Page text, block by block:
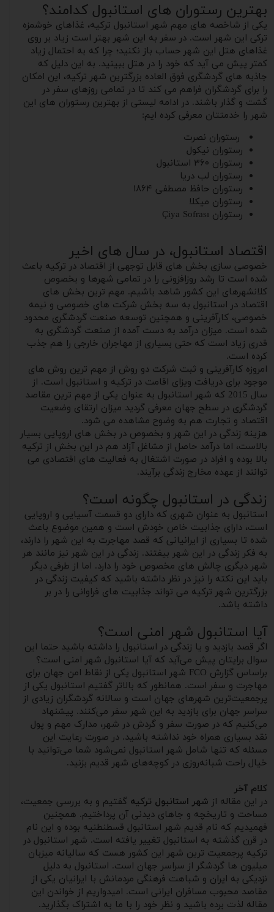
بهترین رستوران های استانبول کدامند؟
یکی از شاخصه های مهم شهر استانبول ترکیه، غذاهای خوشمزه
ترکی این شهر است. در سفر به این شهر بهتر است زیاد بر روی
غذاهای هتل این شهر حساب باز نکنید؛ چرا که به احتمال زیاد
کمتر پیش می آید که خود را در هتل ببینید. به این دلیل که
جاذبه های گردشگری فوق العاده بزرگترین شهر ترکیه، این امکان
را برای گردشگران فراهم می کند تا در تمامی روزهای سفر در
گشت و گذار باشند. در ادامه لیستی از بهترین رستوران های این
شهر را خدمتتان معرفی کرده ایم:
رستوران نصرت
رستوران نیکول
رستوران ۳۶۰ استانبول
رستوران لب دریا
رستوران حافظ مصطفی ۱۸۶۴
رستوران میکلا
رستوران Çiya Sofrası
اقتصاد استانبول، در سال های اخیر
خصوصی سازی بخش های قابل توجهی از اقتصاد در ترکیه باعث
شده است تا رشد روزافزونی را در تمامی شهرها و بخصوص
کلانشهرهای این کشور شاهد باشیم. مهم ترین بخش های
اقتصاد در استانبول به سه بخش شرکت های خصوصی و نیمه
خصوصی، کارآفرینی و همچنین توسعه صنعت گردشگری محدود
شده است. میزان درآمد به دست آمده از صنعت گردشگری به
قدری زیاد است که حتی بسیاری از مهاجران خارجی را هم جذب
کرده است.
امروزه کارآفرینی و ثبت شرکت دو روش از مهم ترین روش های
موجود برای دریافت ویزای اقامت در ترکیه و استانبول است. از
سال 2015 که شهر استانبول به عنوان یکی از مهم ترین مقاصد
گردشگری در سطح جهان معرفی گردید میزان ارتقای وضعیت
اقتصاد و تجارت هم به وضوح مشاهده می شود.
هزینه زندگی در این شهر و بخصوص در بخش های اروپایی بسیار
بالاست، اما درآمد حاصل از مشاغل آزاد هم در این بخش از ترکیه
بالا بوده و افراد در صورت اشتغال به فعالیت های اقتصادی می
توانند از عهده مخارج زندگی برآیند.
زندگی در استانبول چگونه است؟
استانبول به عنوان شهری که دارای دو قسمت آسیایی و اروپایی
است، دارای جذابیت خاص خودش است و همین موضوع باعث
شده تا بسیاری از ایرانیانی که قصد مهاجرت به این شهر را دارند،
به فکر زندگی در این شهر بیفتند. زندگی در این شهر نیز مانند هر
شهر دیگری چالش های مخصوص خود را دارد. اما از طرفی دیگر
باید این نکته را نیز در نظر داشته باشید که کیفیت زندگی در
بزرگترین شهر ترکیه می تواند جذابیت های فراوانی را در بر
داشته باشد.
آیا استانبول شهر امنی است؟
اگر قصد بازدید و یا زندگی در استانبول را داشته باشید حتما این
سوال برایتان پیش می‌آید که آیا استانبول شهر امنی است؟
براساس گزارش FCO شهر استانبول یکی از نقاط امن جهان برای
مهاجرت و سفر است. همانطور که بالاتر گفتیم استانبول یکی از
پرجمعیت‌ترین شهرهای جهان است و سالانه گردشگران زیادی از
سراسر جهان برای بازدید به این شهر سفر می‌کنند. پیشنهاد
می‌کنیم که در صورت سفر و گردش در شهر، مدارک مهم و پول
نقد بسیاری همراه خود نداشته باشید. در صورت رعایت این
مسئله که تنها شامل شهر استانبول نمی‌شود شما می‌توانید با
خیال راحت شبانه‌روزی در کوچه‌های شهر قدیم بزنید.
کلام آخر
در این مقاله از شهر استانبول ترکیه گفتیم و به بررسی جمعیت،
مساحت و تاریخچه و جاهای دیدنی آن پرداختیم. همچنین
فهمیدیم که نام قدیم شهر استانبول قسطنطنیه بوده و این نام
در قرن گذشته به استانبول تغییر یافته است. شهر استانبول در
ترکیه پرجمعیت ترین شهر این کشور هست که سالیانه میزبان
میلیون ها گردشگر از سراسر جهان است. استانبول به دلیل
نزدیکی به ایران و شباهت فرهنگی مردمانش با ایرانیان یکی از
مقاصد محبوب مسافران ایرانی است. امیدواریم از خواندن این
مقاله لذت برده باشید و نظر خود را با ما به اشتراک بگذارید.